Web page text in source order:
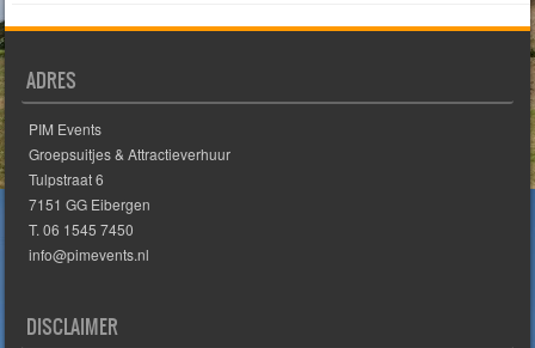
ADRES
PIM Events
Groepsuitjes & Attractieverhuur
Tulpstraat 6
7151 GG Eibergen
T. 06 1545 7450
info@pimevents.nl
DISCLAIMER